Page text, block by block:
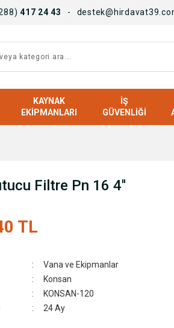
417 24 43
KAYNAK
EKIPMANLARI
İŞ
GÜVENLIĞI
Filtre Pn 16 4''
TL
Vana ve Ekipmanlar
Konsan
KONSAN-120
24 Ay